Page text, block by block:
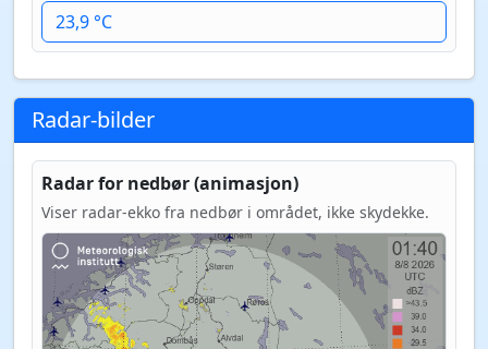
23,9 °C
Radar-bilder
Radar for nedbør (animasjon)
Viser radar-ekko fra nedbør i området, ikke skydekke.